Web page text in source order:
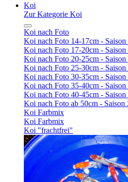
Koi
Zur Kategorie Koi
Koi nach Foto
Koi nach Foto 14-17cm - Saison
Koi nach Foto 17-20cm - Saison
Koi nach Foto 20-25cm - Saison
Koi nach Foto 25-30cm - Saison
Koi nach Foto 30-35cm - Saison
Koi nach Foto 35-40cm - Saison
Koi nach Foto 40-45cm - Saison
Koi nach Foto ab 50cm - Saison
Koi Farbmix
Koi Farbmix
Koi "frachtfrei"